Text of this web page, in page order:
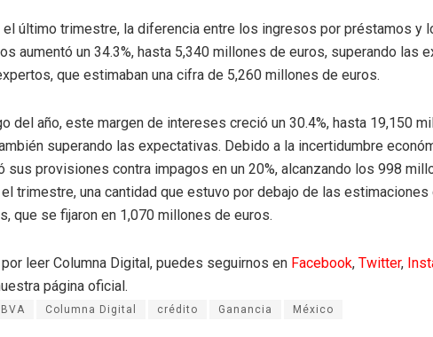
el último trimestre, la diferencia entre los ingresos por préstamos y
aumentó un 34.3%, hasta 5,340 millones de euros, superando las
que estimaban una cifra de 5,260 millones de euros.
del año, este margen de intereses creció un 30.4%, hasta 19,150
superando las expectativas. Debido a la incertidumbre
sus provisiones contra impagos en un 20%, alcanzando los 998
trimestre, una cantidad que estuvo por debajo de las estimaciones
que se fijaron en 1,070 millones de euros.
leer Columna Digital, puedes seguirnos en Facebook, Twitter,
página oficial.
Columna Digital crédito Ganancia México